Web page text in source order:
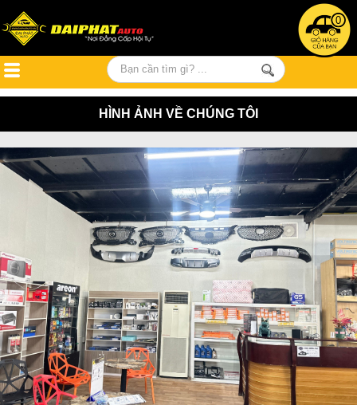
0
HÌNH ẢNH VỀ CHÚNG TÔI